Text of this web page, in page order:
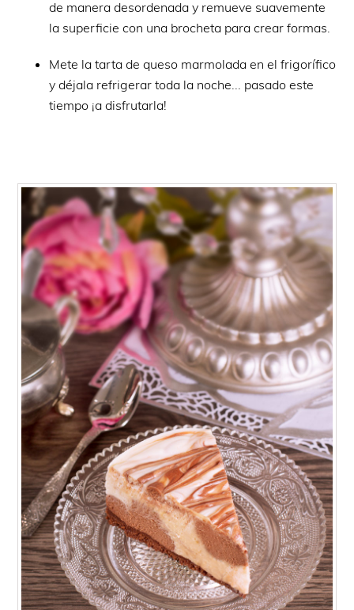
de manera desordenada y remueve suavemente
la superficie con una brocheta para crear formas.
Mete la tarta de queso marmolada en el frigorífico
y déjala refrigerar toda la noche... pasado este
tiempo ¡a disfrutarla!